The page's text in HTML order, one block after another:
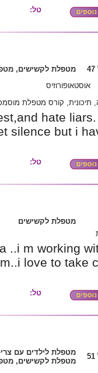
טל:
מטפלת לקשישים,
אוסטאופורוזיס
תיכונית, קורס מטפלת
hate
silence but i
טל:
מטפלת לקשישים
..i m working
love to take
טל:
מטפלת לילדים עם
מטפלת לקשישים,